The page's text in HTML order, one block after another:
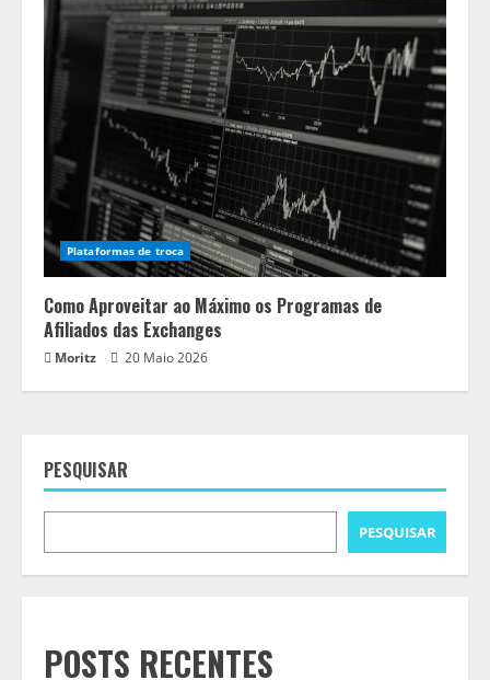
Plataformas de troca
Como Aproveitar ao Máximo os Programas de
Afiliados das Exchanges
Moritz 20 Maio 2026
PESQUISAR
PESQUISAR
POSTS RECENTES